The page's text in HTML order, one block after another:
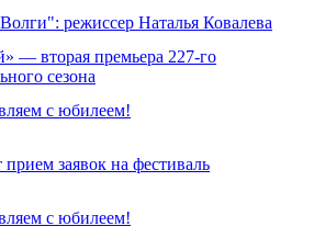
режиссер Наталья Ковалева
— вторая премьера 227-го
сезона
с юбилеем!
заявок на фестиваль
с юбилеем!